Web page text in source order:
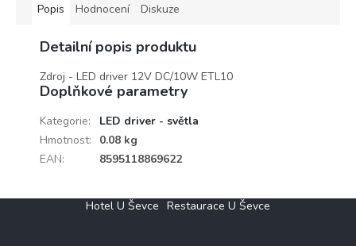
Popis Hodnocení Diskuze
Detailní popis produktu
Zdroj - LED driver 12V DC/10W ETL10
Doplňkové parametry
Kategorie:
LED driver - světla
Hmotnost:
0.08 kg
EAN: 8595118869622
Hotel U Ševce Restaurace U Ševce